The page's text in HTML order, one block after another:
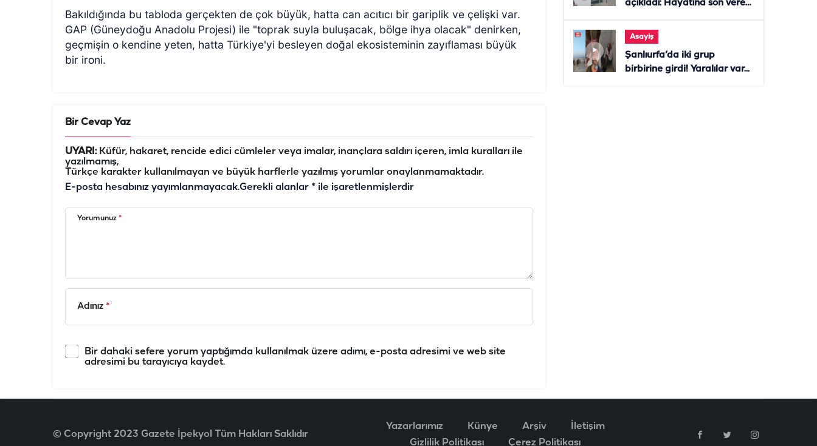
Bakıldığında bu tabloda gerçekten de çok büyük, hatta can acıtıcı bir gariplik ve çelişki var.
GAP (Güneydoğu Anadolu Projesi) ile "toprak suyla buluşacak, bölge ihya olacak" denirken,
geçmişin o kendine yeten, hatta Türkiye'yi besleyen doğal ekosisteminin zayıflaması büyük
bir ironi.
Bir Cevap Yaz
UYARI:Küfür, hakaret, rencide edici cümleler veya imalar, inançlara saldırı içeren, imla kuralları ile
yazılmamış,
Türkçe karakter kullanılmayan ve büyük harflerle yazılmış yorumlar onaylanmamaktadır.
E-posta hesabınız yayımlanmayacak.Gerekli alanlar * ile işaretlenmişlerdir
Yorumunuz *
Adınız *
Bir dahaki sefere yorum yaptığımda kullanılmak üzere adımı, e-posta adresimi ve web site
adresimi bu tarayıcıya kaydet.
açıkladı: Hayatına son veren
ölmezdim" notunu bıraktı
Asayiş
Şanlıurfa’da iki grup
birbirine girdi! Yaralılar var...
© Copyright 2023 Gazete İpekyol Tüm Hakları Saklıdır
Yazarlarımız Künye Arşiv
İletişim
Gizlilik Politikası
Çerez Politikası